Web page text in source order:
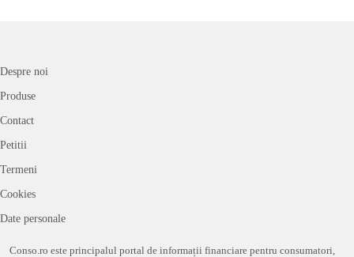
Despre noi
Produse
Contact
Petitii
Termeni
Cookies
Date personale
Conso.ro este principalul portal de informații financiare pentru consumatori,